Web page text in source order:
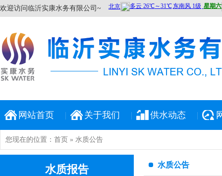
欢迎访问临沂实康水务有限公司~
网站首页 关于我们 供水动态
您现在的位置： 首页 » 水质公告
水质报告 水质公告